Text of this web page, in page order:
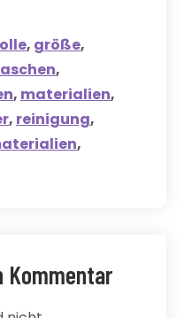
, größe,
,
, materialien,
, reinigung,
,
Kommentar